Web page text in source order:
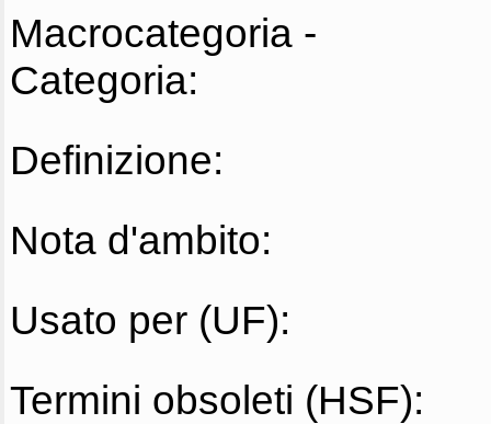
Macrocategoria -
Categoria:
Definizione:
Nota d'ambito:
Usato per (UF):
Termini obsoleti (HSF):